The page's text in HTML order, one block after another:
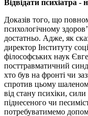
Відвідати психіатра -
Доказів того, що
психологічному
достатньо. Адже, як
директор Інституту
філософських наук
посттравматичний
хто був на фронті чи
спротив цьому
від стану психіки, сили
піднесеного чи
потребуватимемо